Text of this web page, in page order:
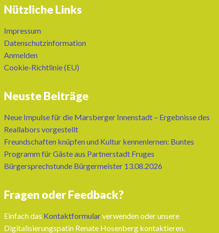
Nützliche Links
Impressum
Datenschutzinformation
Anmelden
Cookie-Richtlinie (EU)
Neuste Beiträge
Neue Impulse für die Marsberger Innenstadt – Ergebnisse des
Reallabors vorgestellt
Freundschaften knüpfen und Kultur kennenlernen: Buntes
Programm für Gäste aus Partnerstadt Fruges
Bürgersprechstunde Bürgermeister 13.08.2026
Fragen oder Feedback?
Einfach das Kontaktformularverwenden oder unsere
Digitalisierungspatin Renate Hosenberg kontaktieren.